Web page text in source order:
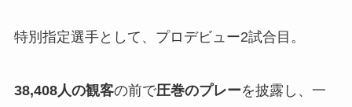
特別指定選手として、プロデビュー2試合目。
38,408人の観客の前で圧巻のプレーを披露し、一